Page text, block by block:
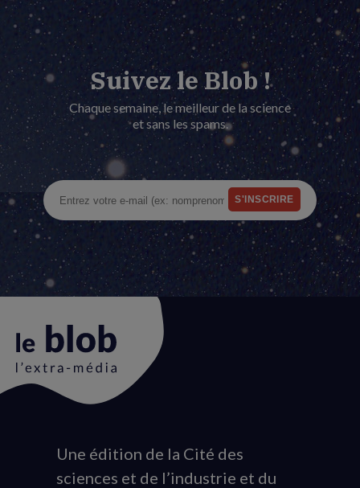
Suivez le Blob !
Chaque semaine, le meilleur de la science
et sans les spams.
Animation
du
Une édition de la Cité des
sciences et de l’industrie et du